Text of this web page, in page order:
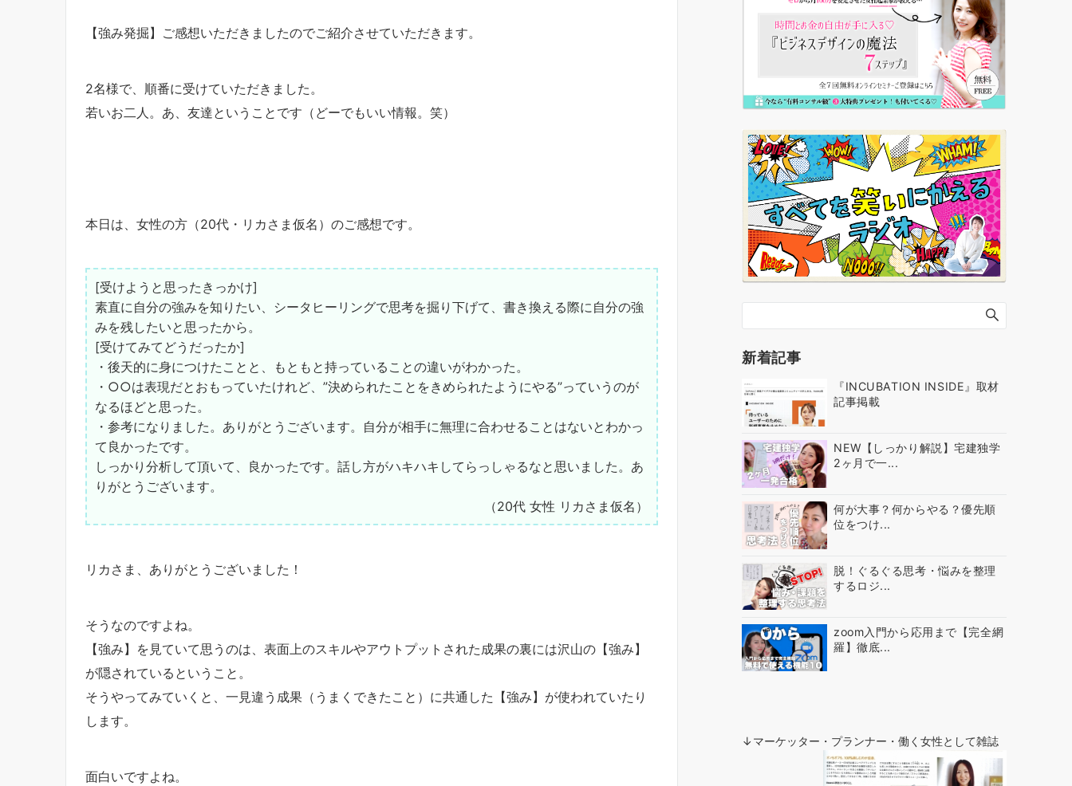
【強み発掘】ご感想いただきましたのでご紹介させていただきます。
2名様で、順番に受けていただきました。
若いお二人。あ、友達ということです（どーでもいい情報。笑）
本日は、女性の方（20代・リカさま仮名）のご感想です。
[受けようと思ったきっかけ]
素直に自分の強みを知りたい、シータヒーリングで思考を掘り下げて、書き換える際に自分の強
みを残したいと思ったから。
[受けてみてどうだったか]
・後天的に身につけたことと、もともと持っていることの違いがわかった。
・○○は表現だとおもっていたけれど、”決められたことをきめられたようにやる”っていうのが
なるほどと思った。
・参考になりました。ありがとうございます。自分が相手に無理に合わせることはないとわかっ
て良かったです。
しっかり分析して頂いて、良かったです。話し方がハキハキしてらっしゃるなと思いました。あ
りがとうございます。
（20代 女性 リカさま仮名）
リカさま、ありがとうございました！
そうなのですよね。
【強み】を見ていて思うのは、表面上のスキルやアウトプットされた成果の裏には沢山の【強み】
が隠されているということ。
そうやってみていくと、一見違う成果（うまくできたこと）に共通した【強み】が使われていたり
します。
面白いですよね。
新着記事
『INCUBATION INSIDE』取材
記事掲載
NEW【しっかり解説】宅建独学
2ヶ月で一...
何が大事？何からやる？優先順
位をつけ...
脱！ぐるぐる思考・悩みを整理
するロジ...
zoom入門から応用まで【完全網
羅】徹底...
↓マーケッター・プランナー・働く女性として雑誌